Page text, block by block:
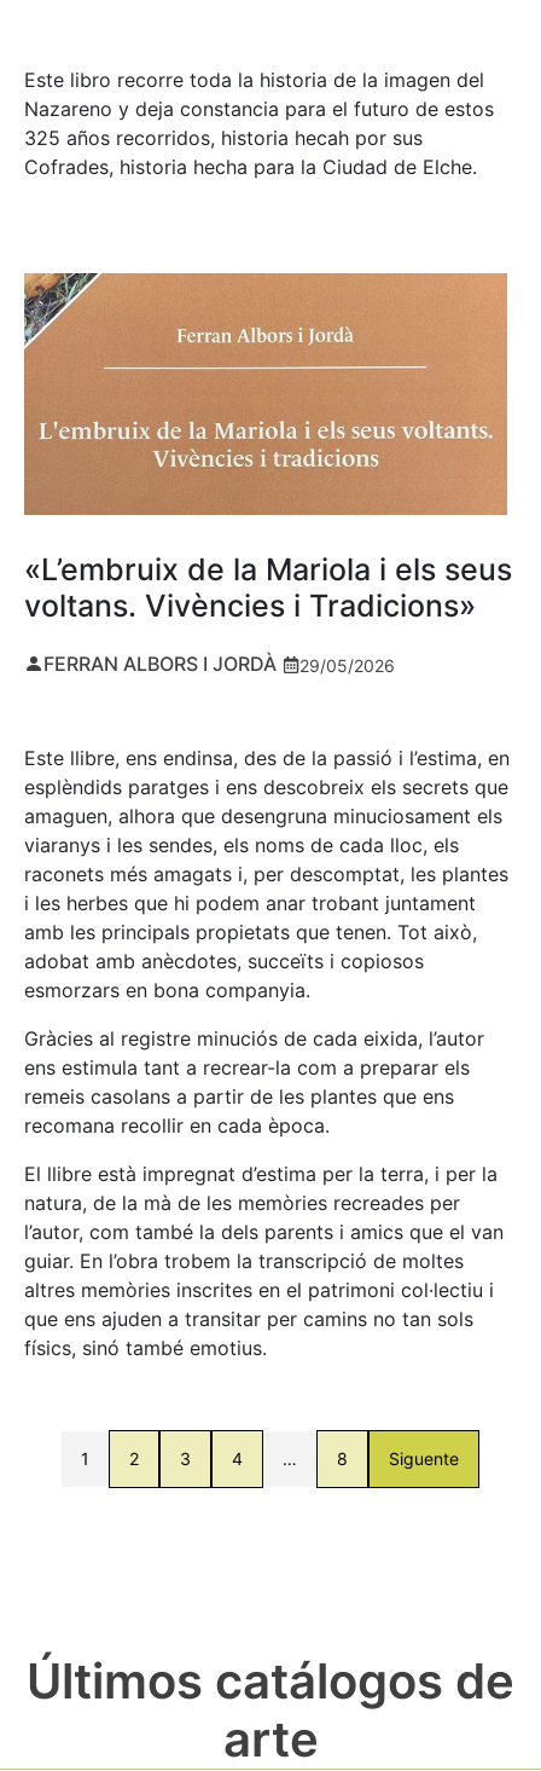
Este libro recorre toda la historia de la imagen del
Nazareno y deja constancia para el futuro de estos
325 años recorridos, historia hecah por sus
Cofrades, historia hecha para la Ciudad de Elche.
«L’embruix de la Mariola i els seus
voltans. Vivències i Tradicions»
FERRAN ALBORS I JORDÀ 29/05/2026
Este llibre, ens endinsa, des de la passió i l’estima, en
esplèndids paratges i ens descobreix els secrets que
amaguen, alhora que desengruna minuciosament els
viaranys i les sendes, els noms de cada lloc, els
raconets més amagats i, per descomptat, les plantes
i les herbes que hi podem anar trobant juntament
amb les principals propietats que tenen. Tot això,
adobat amb anècdotes, succeïts i copiosos
esmorzars en bona companyia.
Gràcies al registre minuciós de cada eixida, l’autor
ens estimula tant a recrear-la com a preparar els
remeis casolans a partir de les plantes que ens
recomana recollir en cada època.
El llibre està impregnat d’estima per la terra, i per la
natura, de la mà de les memòries recreades per
l’autor, com també la dels parents i amics que el van
guiar. En l’obra trobem la transcripció de moltes
altres memòries inscrites en el patrimoni col·lectiu i
que ens ajuden a transitar per camins no tan sols
físics, sinó també emotius.
1 2 3 4 … 8 Siguente
Últimos catálogos de
arte